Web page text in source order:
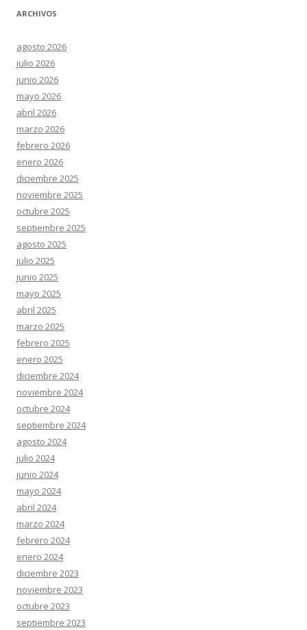
ARCHIVOS
agosto 2026
julio 2026
junio 2026
mayo 2026
abril 2026
marzo 2026
febrero 2026
enero 2026
diciembre 2025
noviembre 2025
octubre 2025
septiembre 2025
agosto 2025
julio 2025
junio 2025
mayo 2025
abril 2025
marzo 2025
febrero 2025
enero 2025
diciembre 2024
noviembre 2024
octubre 2024
septiembre 2024
agosto 2024
julio 2024
junio 2024
mayo 2024
abril 2024
marzo 2024
febrero 2024
enero 2024
diciembre 2023
noviembre 2023
octubre 2023
septiembre 2023